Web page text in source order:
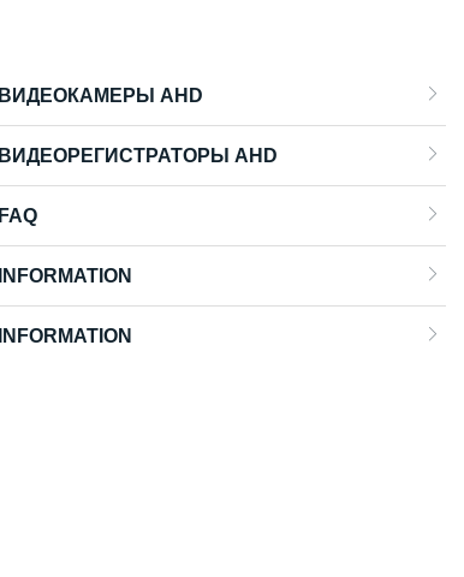
ВИДЕОКАМЕРЫ AHD
ВИДЕОРЕГИСТРАТОРЫ AHD
FAQ
INFORMATION
INFORMATION